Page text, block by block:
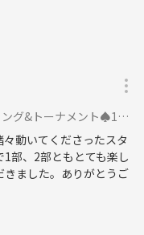
ト♠️1・2部制・交流会付きに参加
動いてくださったスタ
部、2部ともとても楽し
きました。ありがとうご